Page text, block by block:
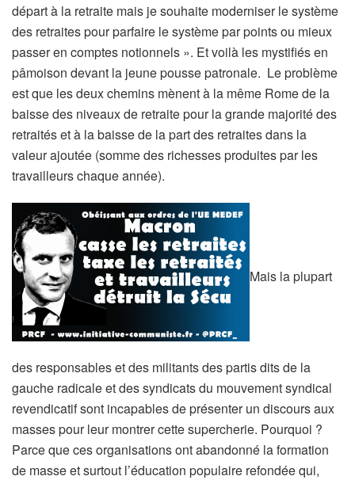
départ à la retraite mais je souhaite moderniser le système
des retraites pour parfaire le système par points ou mieux
passer en comptes notionnels ». Et voilà les mystifiés en
pâmoison devant la jeune pousse patronale. Le problème
est que les deux chemins mènent à la même Rome de la
baisse des niveaux de retraite pour la grande majorité des
retraités et à la baisse de la part des retraites dans la
valeur ajoutée (somme des richesses produites par les
travailleurs chaque année).
Mais la plupart
des responsables et des militants des partis dits de la
gauche radicale et des syndicats du mouvement syndical
revendicatif sont incapables de présenter un discours aux
masses pour leur montrer cette supercherie. Pourquoi ?
Parce que ces organisations ont abandonné la formation
de masse et surtout l’éducation populaire refondée qui,